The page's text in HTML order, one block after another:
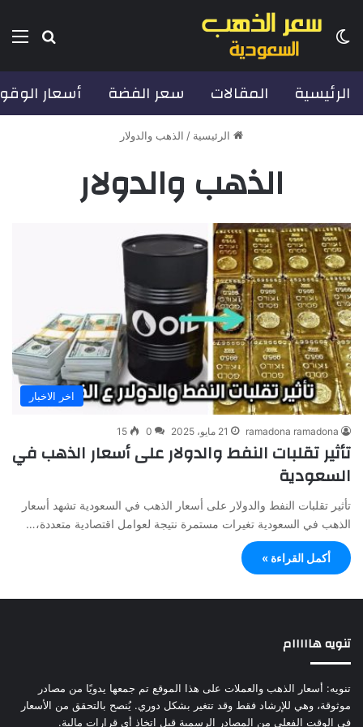
بحث الوضع المظلم
الرئيسية المقالات سعر الفضة أسعار
الرئيسية / الذهب والدولار
الذهب والدولار
اخر الاخبار
ramadona ramadona 21 مايو، 2025 0
15
تأثير تقلبات النفط والدولار على أسعار الذهب في
السعودية
تأثير تقلبات النفط والدولار على أسعار الذهب في السعودية تشهد أسعار
الذهب في السعودية تغيرات مستمرة نتيجة لعوامل اقتصادية متعددة،…
أكمل القراءة »
تنويه هااااام
تنويه: أسعار الذهب والعملات على هذا الموقع تم جمعها يدويًا من مصادر
موثوقة، وهي للإرشاد فقط وقد تتغير بشكل دوري. يُنصح بالتحقق من الأسعار
في الوقت الفعلي من المصادر الرسمية قبل اتخاذ أي قرارات مالية.